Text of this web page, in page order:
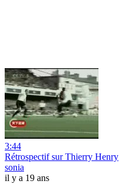
3:44
Rétrospectif sur Thierry Henry
sonia
il y a 19 ans